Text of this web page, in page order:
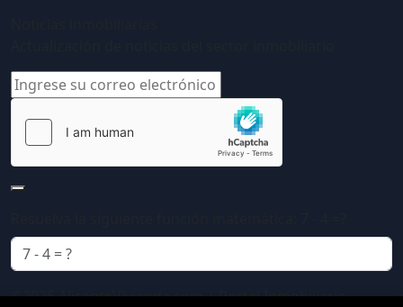
©2026 AlicanteVivienda.com | Portal Inmobiliario